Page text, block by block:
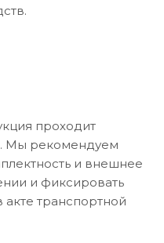
проходит
Мы рекомендуем
и внешнее
и фиксировать
транспортной